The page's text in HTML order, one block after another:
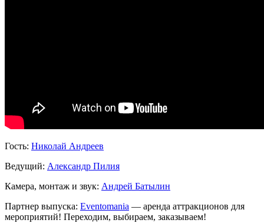
Гость: Николай Андреев
Ведущий: Александр Пилия
Камера, монтаж и звук: Андрей Батылин
Партнер выпуска: Eventomania — аренда аттракционов для
мероприятий! Переходим, выбираем, заказываем!